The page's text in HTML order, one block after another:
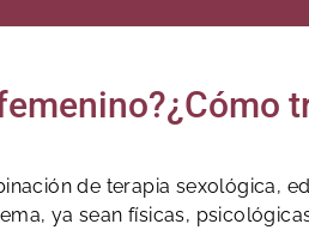
de terapia sexológica,
ya sean físicas,